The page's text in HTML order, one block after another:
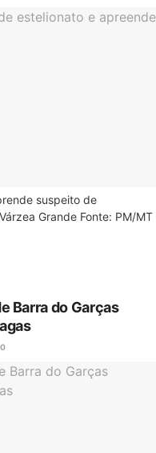
suspeito de
Grande Fonte: PM/MT
Barra do Garças
0